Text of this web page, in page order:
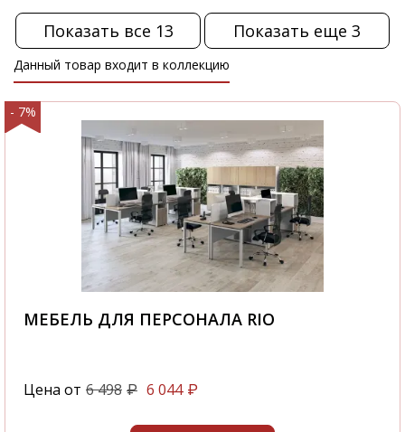
Показать все 13 Показать еще 3
Данный товар входит в коллекцию
- 7%
МЕБЕЛЬ ДЛЯ ПЕРСОНАЛА RIO
Цена от 6 498 ₽ 6 044 ₽